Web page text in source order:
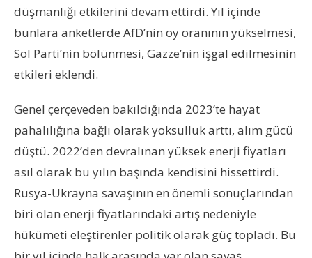
düşmanlığı etkilerini devam ettirdi. Yıl içinde
bunlara anketlerde AfD’nin oy oranının yükselmesi,
Sol Parti’nin bölünmesi, Gazze’nin işgal edilmesinin
etkileri eklendi.
Genel çerçeveden bakıldığında 2023’te hayat
pahalılığına bağlı olarak yoksulluk arttı, alım gücü
düştü. 2022’den devralınan yüksek enerji fiyatları
asıl olarak bu yılın başında kendisini hissettirdi.
Rusya-Ukrayna savaşının en önemli sonuçlarından
biri olan enerji fiyatlarındaki artış nedeniyle
hükümeti eleştirenler politik olarak güç topladı. Bu